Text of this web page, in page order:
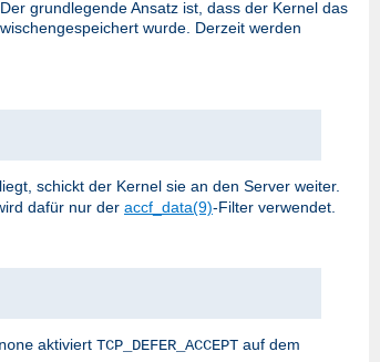
grundlegende Ansatz ist, dass der Kernel das
wurde. Derzeit werden
schickt der Kernel sie an den Server weiter.
dafür nur der accf_data(9)-Filter verwendet.
none aktiviert TCP_DEFER_ACCEPT auf dem